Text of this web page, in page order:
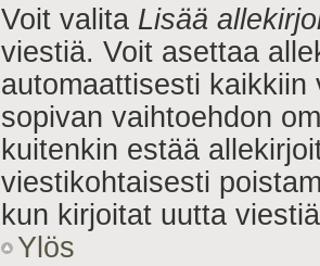
Voit valita Lisää
viestiä. Voit asettaa
automaattisesti
sopivan vaihtoehdon
kuitenkin estää
viestikohtaisesti
kun kirjoitat uutta
Ylös